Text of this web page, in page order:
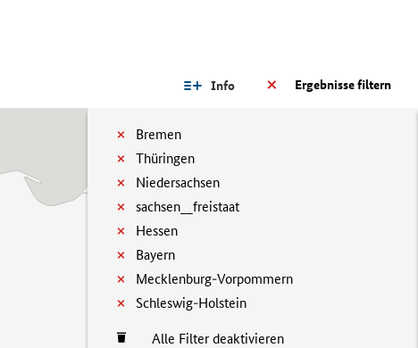
Ergebnisse filtern
Info
Bremen
Thüringen
Niedersachsen
sachsen__freistaat
Hessen
Bayern
Mecklenburg-Vorpommern
Schleswig-Holstein
Alle Filter deaktivieren